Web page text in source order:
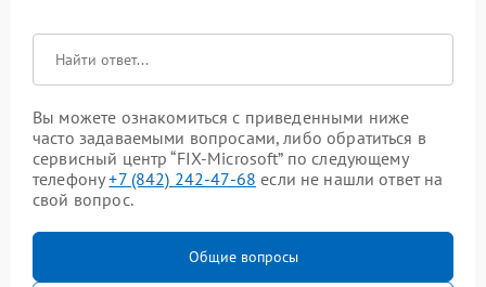
Вы можете ознакомиться с приведенными ниже
часто задаваемыми вопросами, либо обратиться в
сервисный центр “FIX-Microsoft” по следующему
телефону+7 (842) 242-47-68 если не нашли ответ на
свой вопрос.
Общие вопросы